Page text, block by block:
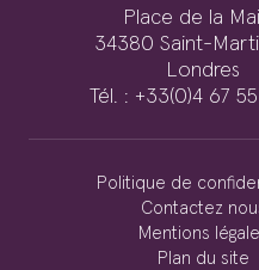
Place de la
34380 Saint-
Londres
Tél. : +33(0)4 67
Politique de
Contactez
Mentions
Plan du site